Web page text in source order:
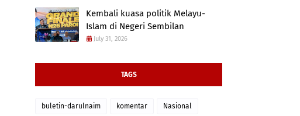
Kembali kuasa politik Melayu-
Islam di Negeri Sembilan
July 31, 2026
TAGS
buletin-darulnaim komentar Nasional